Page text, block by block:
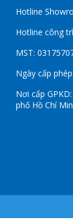
Hotline
Hotline công
MST:
Ngày cấp
Nơi cấp
phố Hồ Chí